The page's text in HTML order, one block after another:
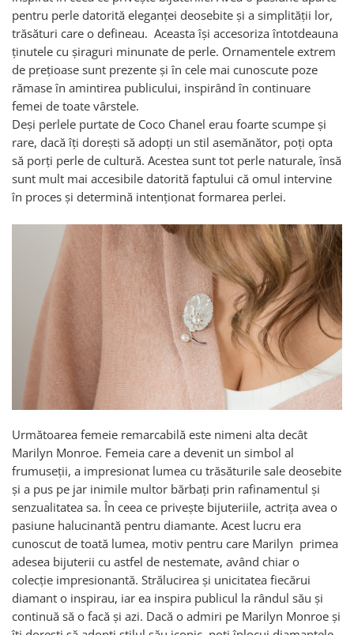
pentru perle datorită eleganței deosebite și a simplității lor,
trăsături care o defineau. Aceasta își accesoriza întotdeauna
ținutele cu șiraguri minunate de perle. Ornamentele extrem
de prețioase sunt prezente și în cele mai cunoscute poze
rămase în amintirea publicului, inspirând în continuare
femei de toate vârstele.
Deși perlele purtate de Coco Chanel erau foarte scumpe și
rare, dacă îți dorești să adopți un stil asemănător, poți opta
să porți perle de cultură. Acestea sunt tot perle naturale, însă
sunt mult mai accesibile datorită faptului că omul intervine
în proces și determină intenționat formarea perlei.
Următoarea femeie remarcabilă este nimeni alta decât
Marilyn Monroe. Femeia care a devenit un simbol al
frumuseții, a impresionat lumea cu trăsăturile sale deosebite
și a pus pe jar inimile multor bărbați prin rafinamentul și
senzualitatea sa. În ceea ce privește bijuteriile, actrița avea o
pasiune halucinantă pentru diamante. Acest lucru era
cunoscut de toată lumea, motiv pentru care Marilyn primea
adesea bijuterii cu astfel de nestemate, având chiar o
colecție impresionantă. Strălucirea și unicitatea fiecărui
diamant o inspirau, iar ea inspira publicul la rândul său și
continuă să o facă și azi. Dacă o admiri pe Marilyn Monroe și